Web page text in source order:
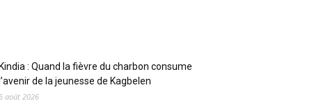
: Quand la fièvre du charbon consume
de la jeunesse de Kagbelen
août 2026